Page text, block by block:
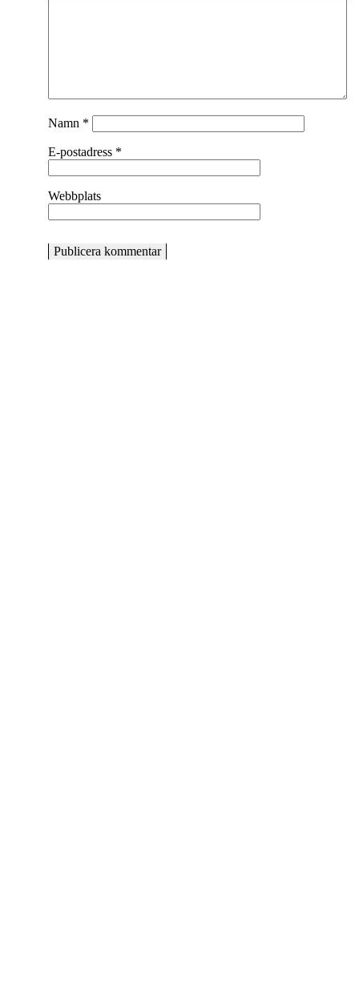
Namn *
E-postadress *
Webbplats